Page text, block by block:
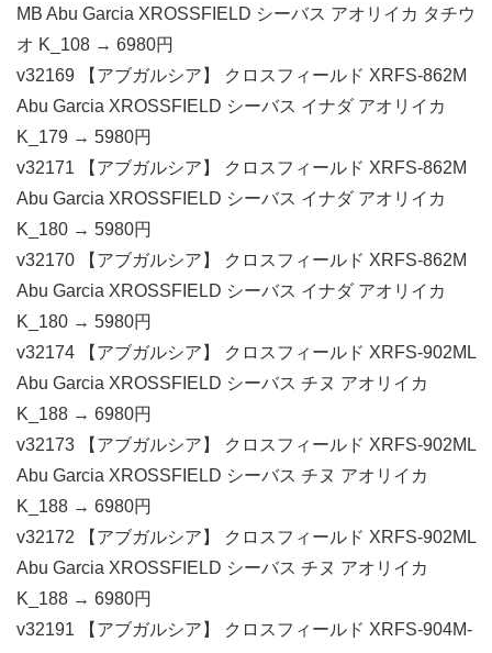
MB Abu Garcia XROSSFIELD シーバス アオリイカ タチウ
オ K_108 → 6980円
v32169 【アブガルシア】 クロスフィールド XRFS-862M
Abu Garcia XROSSFIELD シーバス イナダ アオリイカ
K_179 → 5980円
v32171 【アブガルシア】 クロスフィールド XRFS-862M
Abu Garcia XROSSFIELD シーバス イナダ アオリイカ
K_180 → 5980円
v32170 【アブガルシア】 クロスフィールド XRFS-862M
Abu Garcia XROSSFIELD シーバス イナダ アオリイカ
K_180 → 5980円
v32174 【アブガルシア】 クロスフィールド XRFS-902ML
Abu Garcia XROSSFIELD シーバス チヌ アオリイカ
K_188 → 6980円
v32173 【アブガルシア】 クロスフィールド XRFS-902ML
Abu Garcia XROSSFIELD シーバス チヌ アオリイカ
K_188 → 6980円
v32172 【アブガルシア】 クロスフィールド XRFS-902ML
Abu Garcia XROSSFIELD シーバス チヌ アオリイカ
K_188 → 6980円
v32191 【アブガルシア】 クロスフィールド XRFS-904M-